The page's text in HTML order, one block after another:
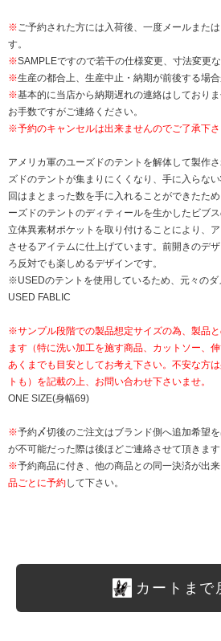
※ ご予約された方には入荷後、一度メールまた
す。
※SAMPLEですので若干の仕様変更、寸法変更
※生産の都合上、生産中止・納期が前後する場合
※基本的に当店から納期遅れの連絡はしており
お手数ですがご連絡ください。
※予約のキャンセルは出来ませんのでご了承下さ
アメリカ軍のユーズドのテントを解体して製作
ズドのテントが集まりにくくなり、手に入らな
回はまとまった数を手に入れることができたた
ーズドのテントのディティールを生かしたビブ
立体異素材ポケットを取り付けることにより、
させるアイテムに仕上げています。前開きのデ
ろ反対でも楽しめるデザインです。
※USEDのテントを使用しているため、元々のダ
USED FABLIC
※サンプル段階での製品想定サイズの為、製品
ます（特に洗い加工を施す商品、カットソー、
あくまでも目安としてお考え下さい。不安な方
トも）を記載の上、お問い合わせ下さいませ。
ONE SIZE(身幅69)
※予約〆切後のご注文はブランド側へ追加希望
が不可能だった際は後ほどご連絡させて頂きます
※予約商品に付き、他の商品との同一決済が出
品ごとに予約して下さい。
カートまで